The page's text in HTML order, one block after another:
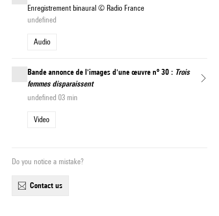
Enregistrement binaural © Radio France
undefined
Audio
Bande annonce de l'images d'une œuvre n° 30 : Trois
femmes disparaissent
undefined 03 min
Video
Do you notice a mistake?
contact us